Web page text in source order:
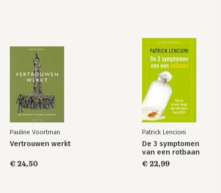
Pauline Voortman
Vertrouwen werkt
€ 24,50
Patrick Lencioni
De 3 symptomen
van een rotbaan
€ 22,99